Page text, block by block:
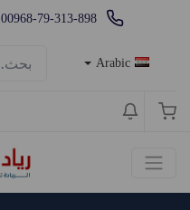
00968-79-313-898
Arabic